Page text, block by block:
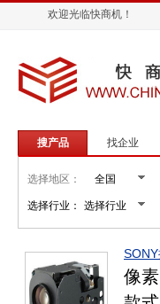
欢迎光临快商机！
搜产品 找企业
选择地区：
选择行业：
像